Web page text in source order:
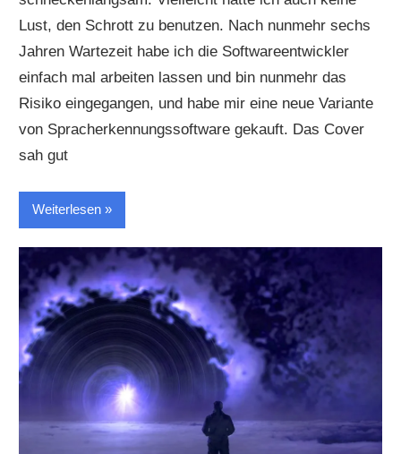
Lust, den Schrott zu benutzen. Nach nunmehr sechs
Jahren Wartezeit habe ich die Softwareentwickler
einfach mal arbeiten lassen und bin nunmehr das
Risiko eingegangen, und habe mir eine neue Variante
von Spracherkennungssoftware gekauft. Das Cover
sah gut
Weiterlesen